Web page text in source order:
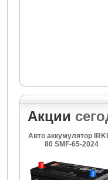
Акции
Авто аккумулятор
80 SMF-65-2024